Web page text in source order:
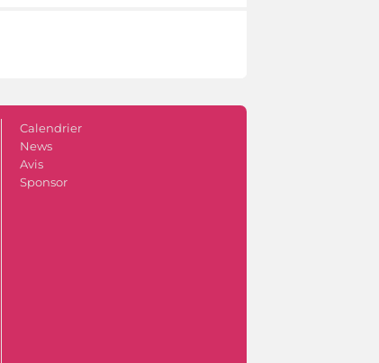
Calendrier
News
Avis
Sponsor